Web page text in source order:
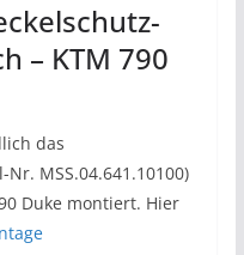
– KTM 790
das
MSS.04.641.10100)
Duke montiert. Hier